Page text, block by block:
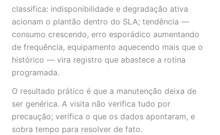
classifica: indisponibilidade e degradação ativa
acionam o plantão dentro do SLA; tendência —
consumo crescendo, erro esporádico aumentando
de frequência, equipamento aquecendo mais que o
histórico — vira registro que abastece a rotina
programada.
O resultado prático é que a manutenção deixa de
ser genérica. A visita não verifica tudo por
precaução; verifica o que os dados apontaram, e
sobra tempo para resolver de fato.